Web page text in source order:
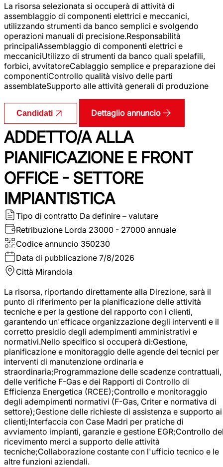
La risorsa selezionata si occuperà di attività di
assemblaggio di componenti elettrici e meccanici,
utilizzando strumenti da banco semplici e svolgendo
operazioni manuali di precisione.Responsabilità
principaliAssemblaggio di componenti elettrici e
meccaniciUtilizzo di strumenti da banco quali spelafili,
forbici, avvitatoreCablaggio semplice e preparazione dei
componentiControllo qualità visivo delle parti
assemblateSupporto alle attività generali di produzione
Candidati Dettaglio annuncio
ADDETTO/A ALLA
PIANIFICAZIONE E FRONT
OFFICE - SETTORE
IMPIANTISTICA
Tipo di contratto Da definire – valutare
Retribuzione Lorda 23000 - 27000 annuale
Codice annuncio 350230
Data di pubblicazione 7/8/2026
Città Mirandola
La risorsa, riportando direttamente alla Direzione, sarà il
punto di riferimento per la pianificazione delle attività
tecniche e per la gestione del rapporto con i clienti,
garantendo un'efficace organizzazione degli interventi e il
corretto presidio degli adempimenti amministrativi e
normativi.Nello specifico si occuperà di:Gestione,
pianificazione e monitoraggio delle agende dei tecnici per
interventi di manutenzione ordinaria e
straordinaria;Programmazione delle scadenze contrattuali,
delle verifiche F-Gas e dei Rapporti di Controllo di
Efficienza Energetica (RCEE);Controllo e monitoraggio
degli adempimenti normativi (F-Gas, Criter e normativa di
settore);Gestione delle richieste di assistenza e supporto ai
clienti;Interfaccia con Case Madri per pratiche di
avviamento impianti, garanzie e gestione EGR;Controllo
ricevimento merci a supporto delle attività
tecniche;Collaborazione costante con l'ufficio tecnico e le
altre funzioni aziendali.